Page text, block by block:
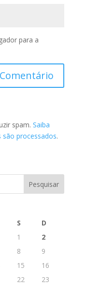
para a
spam. Saiba
processados.
S
D
1
2
8
9
15
16
22
23